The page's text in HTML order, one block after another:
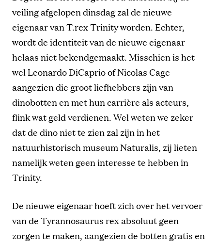
veiling afgelopen dinsdag zal de nieuwe
eigenaar van T.rex Trinity worden. Echter,
wordt de identiteit van de nieuwe eigenaar
helaas niet bekendgemaakt. Misschien is het
wel Leonardo DiCaprio of Nicolas Cage
aangezien die groot liefhebbers zijn van
dinobotten en met hun carrière als acteurs,
flink wat geld verdienen. Wel weten we zeker
dat de dino niet te zien zal zijn in het
natuurhistorisch museum Naturalis, zij lieten
namelijk weten geen interesse te hebben in
Trinity.
De nieuwe eigenaar hoeft zich over het vervoer
van de Tyrannosaurus rex absoluut geen
zorgen te maken, aangezien de botten gratis en